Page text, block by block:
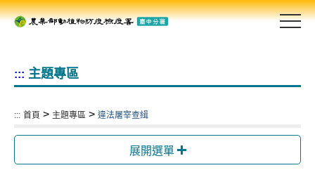
跳
::: 主題專區
::: 首頁 > 主題專區 > 違法屠宰查緝
展開選單